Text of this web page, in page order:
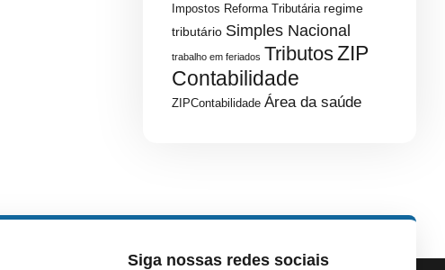
Impostos Reforma Tributária regime
tributário Simples Nacional
trabalho em feriados TributosZIP
Contabilidade
ZIPContabilidade Área da saúde
Siga nossas redes sociais